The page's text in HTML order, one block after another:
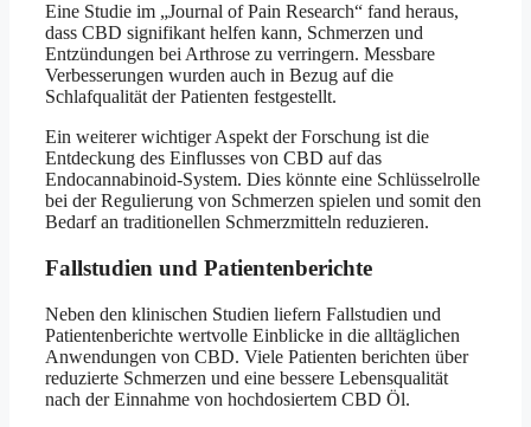
Eine Studie im „Journal of Pain Research“ fand heraus,
dass CBD signifikant helfen kann, Schmerzen und
Entzündungen bei Arthrose zu verringern. Messbare
Verbesserungen wurden auch in Bezug auf die
Schlafqualität der Patienten festgestellt.
Ein weiterer wichtiger Aspekt der Forschung ist die
Entdeckung des Einflusses von CBD auf das
Endocannabinoid-System. Dies könnte eine Schlüsselrolle
bei der Regulierung von Schmerzen spielen und somit den
Bedarf an traditionellen Schmerzmitteln reduzieren.
Fallstudien und Patientenberichte
Neben den klinischen Studien liefern Fallstudien und
Patientenberichte wertvolle Einblicke in die alltäglichen
Anwendungen von CBD. Viele Patienten berichten über
reduzierte Schmerzen und eine bessere Lebensqualität
nach der Einnahme von hochdosiertem CBD Öl.